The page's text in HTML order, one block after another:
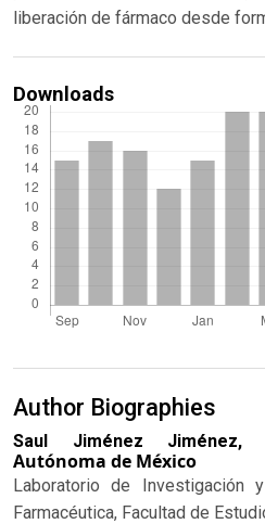
liberación de fármaco desde
Downloads
Author Biographies
Saul Jiménez Jiménez,
Autónoma de México
Laboratorio de Investigación
Farmacéutica, Facultad de